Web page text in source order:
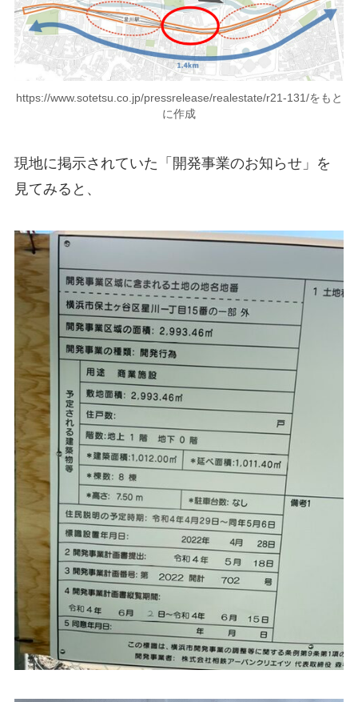
https://www.sotetsu.co.jp/pressrelease/realestate/r21-131/をもと
に作成
現地に掲示されていた「開発事業のお知らせ」を
見てみると、